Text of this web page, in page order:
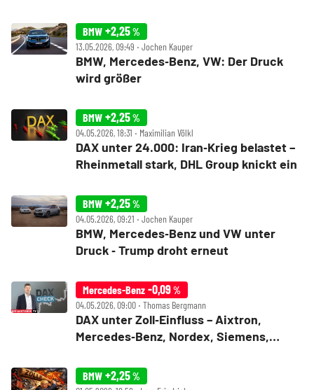
BMW +2,25%
13.05.2026, 09:49 ‧ Jochen Kauper
BMW, Mercedes‑Benz, VW: Der Druck
wird größer
BMW +2,25%
04.05.2026, 18:31 ‧ Maximilian Völkl
DAX unter 24.000: Iran‑Krieg belastet –
Rheinmetall stark, DHL Group knickt ein
BMW +2,25%
04.05.2026, 09:21 ‧ Jochen Kauper
BMW, Mercedes‑Benz und VW unter
Druck ‑ Trump droht erneut
Mercedes-Benz -0,09%
04.05.2026, 09:00 ‧ Thomas Bergmann
DAX unter Zoll‑Einfluss – Aixtron,
Mercedes‑Benz, Nordex, Siemens,
BMW +2,25%